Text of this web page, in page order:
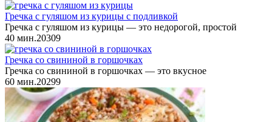
Гречка с гуляшом из курицы с подливкой
Гречка с гуляшом из курицы — это недорогой, простой
40 мин.20309
Гречка со свининой в горшочках
Гречка со свининой в горшочках — это вкусное
60 мин.20299